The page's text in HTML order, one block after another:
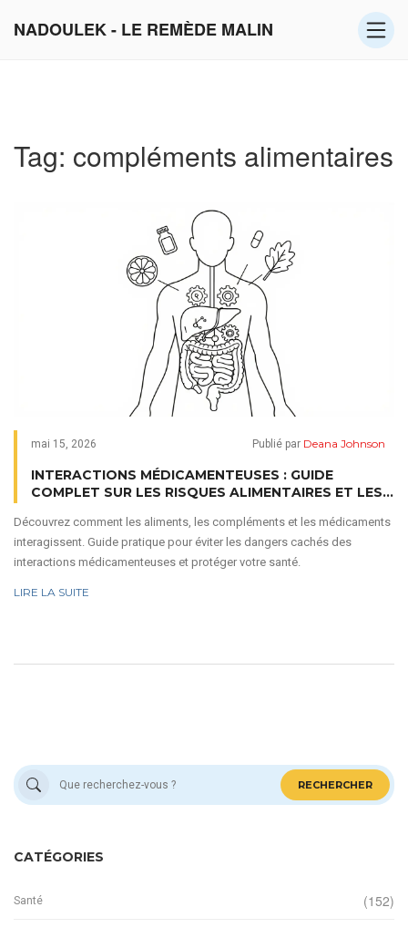
NADOULEK - LE REMÈDE MALIN
Tag: compléments alimentaires
mai 15, 2026 Publié par Deana Johnson
INTERACTIONS MÉDICAMENTEUSES : GUIDE
COMPLET SUR LES RISQUES ALIMENTAIRES ET LES
Découvrez comment les aliments, les compléments et les médicaments
interagissent. Guide pratique pour éviter les dangers cachés des
interactions médicamenteuses et protéger votre santé.
LIRE LA SUITE
RECHERCHER
CATÉGORIES
Santé (152)